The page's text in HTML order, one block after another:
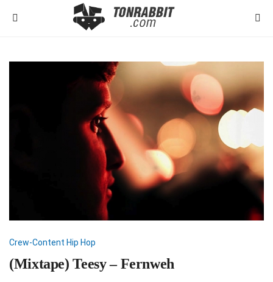
Crew-Content Hip Hop
(Mixtape) Teesy – Fernweh